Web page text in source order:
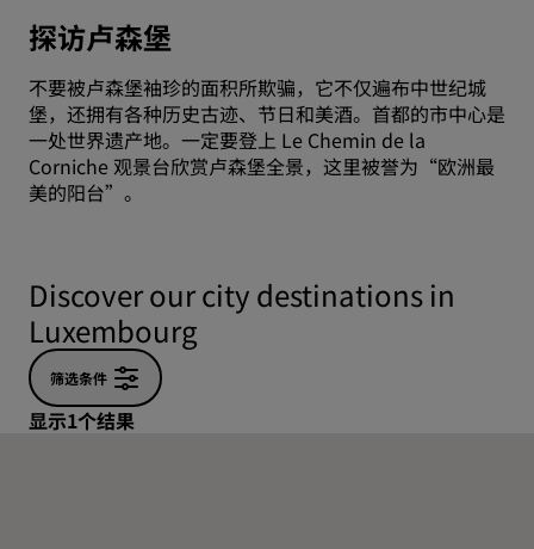
探访卢森堡
不要被卢森堡袖珍的面积所欺骗，它不仅遍布中世纪城
堡，还拥有各种历史古迹、节日和美酒。首都的市中心是
一处世界遗产地。一定要登上 Le Chemin de la
Corniche 观景台欣赏卢森堡全景，这里被誉为“欧洲最
美的阳台”。
Discover our city destinations in
Luxembourg
筛选条件
显示1个结果